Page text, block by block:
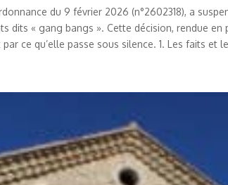
du 9 février 2026 (n°2602318), a
dits « gang bangs ». Cette décision, rendue
ce qu’elle passe sous silence. 1. Les faits